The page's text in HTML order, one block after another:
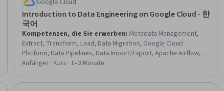
Google Cloud
Introduction to Data Engineering on Google Cloud - 한
국어
Kompetenzen, die Sie erwerben: Metadata Management,
Extract, Transform, Load, Data Migration, Google Cloud
Platform, Data Pipelines, Data Import/Export, Apache Airflow,
Data Sharing, Data Storage Technologies, Data Processing,
Data Store, Real Time Data
Anfänger · Kurs · 1–3 Monate